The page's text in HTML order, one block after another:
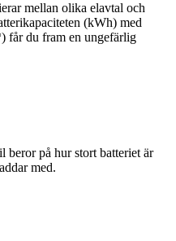
mellan olika elavtal och
(kWh) med
får du fram en ungefärlig
beror på hur stort batteriet är
med.